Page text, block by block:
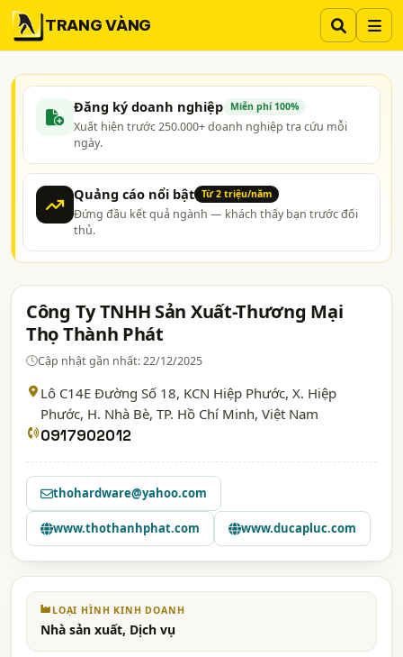
TRANG VÀNG
Đăng ký doanh nghiệp Miễn phí 100%
Xuất hiện trước 250.000+ doanh nghiệp tra cứu mỗi
ngày.
Quảng cáo nổi bật Từ 2 triệu/năm
Đứng đầu kết quả ngành — khách thấy bạn trước đối
thủ.
Công Ty TNHH Sản Xuất-Thương Mại
Thọ Thành Phát
Cập nhật gần nhất: 22/12/2025
Lô C14E Đường Số 18, KCN Hiệp Phước, X. Hiệp
Phước, H. Nhà Bè, TP. Hồ Chí Minh, Việt Nam
0917902012
thohardware@yahoo.com
www.thothanhphat.com www.ducapluc.com
LOẠI HÌNH KINH DOANH
Nhà sản xuất, Dịch vụ